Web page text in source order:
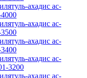
ахадис ас-
ахадис ас-
ахадис ас-
ахадис ас-
3200
ахадис ас-